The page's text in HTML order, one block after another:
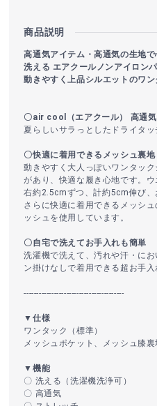
商品説明
高通気アイテム・高通気の生地
洗える エアクールノンアイロン
動きやすく上品シルエットのワン
〇air cool（エアクール） 高通
夏らしいサラっとしたドライタ
〇快適に着用できるメッシュ裏
動きやすく大人っぽいワンタッ
があり、快適な履き心地です。
右約2.5cmずつ、計約5cm伸び、
さらに快適に着用できるメッシ
ッシュを使用しています。
〇自宅で洗えてお手入れも簡単
洗濯機で洗えて、汚れや汗・に
ン掛けなしで着用できる超お手入
----------------------------------------
▼仕様
ワンタック（標準）
メッシュポケット、メッシュ膝裏
▼機能
〇 洗える（洗濯機洗浄可）
〇 高通気